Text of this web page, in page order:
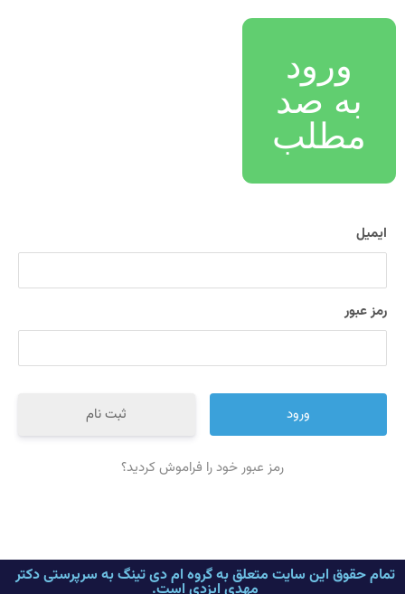
ورود
به صد
مطلب
ایمیل
رمز عبور
ثبت نام
رمز عبور خود را فراموش کردید؟
تمام حقوق این سایت متعلق به گروه ام دی تینگ به سرپرستی دکتر